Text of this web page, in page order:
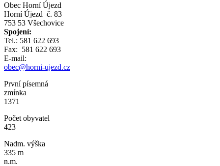
Obec Horní Újezd
Horní Újezd č. 83
753 53 Všechovice
Spojení:
Tel.: 581 622 693
Fax: 581 622 693
E-mail:
obec@horni-ujezd.cz
První písemná
zmínka
1371
Počet obyvatel
423
Nadm. výška
335 m
n.m.